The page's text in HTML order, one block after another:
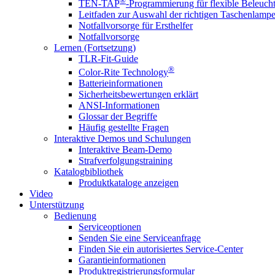
TEN-TAP -Programmierung für flexible
Leitfaden zur Auswahl der richtigen Taschenlampe
Notfallvorsorge für Ersthelfer
Notfallvorsorge
Lernen (Fortsetzung)
TLR-Fit-Guide
Color-Rite Technology®
Batterieinformationen
Sicherheitsbewertungen erklärt
ANSI-Informationen
Glossar der Begriffe
Häufig gestellte Fragen
Interaktive Demos und Schulungen
Interaktive Beam-Demo
Strafverfolgungstraining
Katalogbibliothek
Produktkataloge anzeigen
Video
Unterstützung
Bedienung
Serviceoptionen
Senden Sie eine Serviceanfrage
Finden Sie ein autorisiertes Service-Center
Garantieinformationen
Produktregistrierungsformular